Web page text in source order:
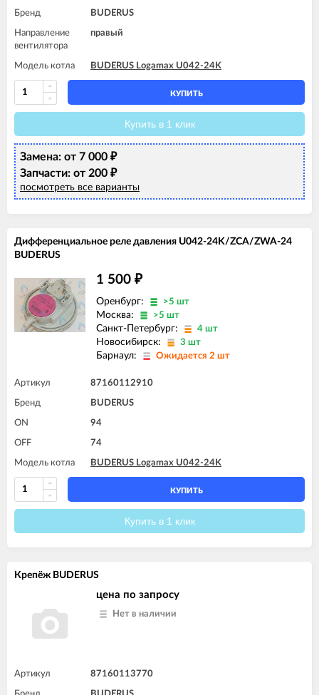
Бренд BUDERUS
Направление
вентилятора
правый
Модель котла BUDERUS Logamax U042-24K
КУПИТЬ
Купить в 1 клик
Замена: от 7 000 ₽
Запчасти: от 200 ₽
посмотреть все варианты
Дифференциальное реле давления U042-24K/ZCA/ZWA-24
BUDERUS
1 500 ₽
Оренбург: >5 шт
Москва: >5 шт
Санкт-Петербург: 4 шт
Новосибирск: 3 шт
Барнаул: Ожидается 2 шт
Артикул 87160112910
Бренд BUDERUS
ON 94
OFF 74
Модель котла BUDERUS Logamax U042-24K
КУПИТЬ
Купить в 1 клик
Крепёж BUDERUS
цена по запросу
Нет в наличии
Артикул 87160113770